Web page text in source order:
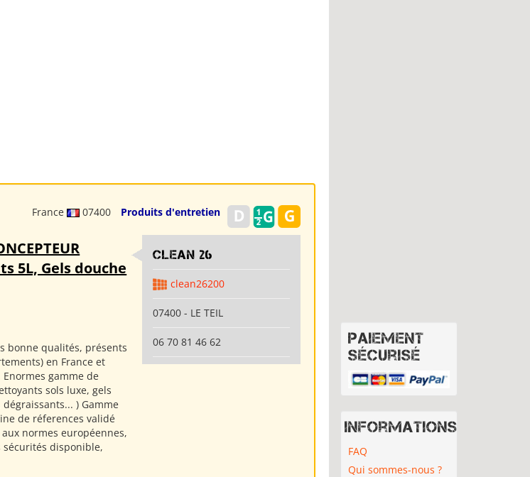
France 07400 Produits d'entretien
5L, Gels douche
bonne qualités, présents
en France et
gamme de
sols luxe, gels
) Gamme
de réferences validé
normes européennes,
disponible,
clean 26
clean26200
07400 - LE TEIL
06 70 81 46 62
Paiement
sécurisé
Informations
FAQ
Qui sommes-nous ?